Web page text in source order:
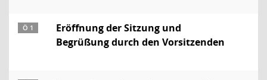
Ö 1
Eröffnung der Sitzung und
Begrüßung durch den Vorsitzenden